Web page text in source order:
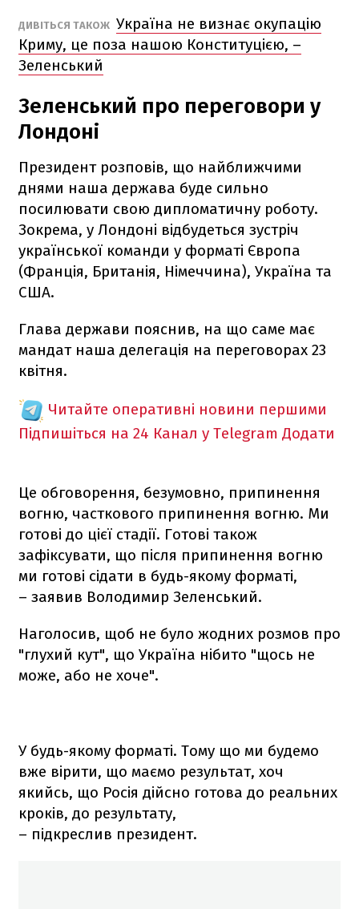
ДИВІТЬСЯ ТАКОЖ Україна не визнає окупацію
Криму, це поза нашою Конституцією, –
Зеленський
Зеленський про переговори у
Лондоні
Президент розповів, що найближчими
днями наша держава буде сильно
посилювати свою дипломатичну роботу.
Зокрема, у Лондоні відбудеться зустріч
української команди у форматі Європа
(Франція, Британія, Німеччина), Україна та
США.
Глава держави пояснив, на що саме має
мандат наша делегація на переговорах 23
квітня.
Читайте оперативні новини першими
Підпишіться на 24 Канал у Telegram Додати
Це обговорення, безумовно, припинення
вогню, часткового припинення вогню. Ми
готові до цієї стадії. Готові також
зафіксувати, що після припинення вогню
ми готові сідати в будь-якому форматі,
– заявив Володимир Зеленський.
Наголосив, щоб не було жодних розмов про
"глухий кут", що Україна нібито "щось не
може, або не хоче".
У будь-якому форматі. Тому що ми будемо
вже вірити, що маємо результат, хоч
якийсь, що Росія дійсно готова до реальних
кроків, до результату,
– підкреслив президент.